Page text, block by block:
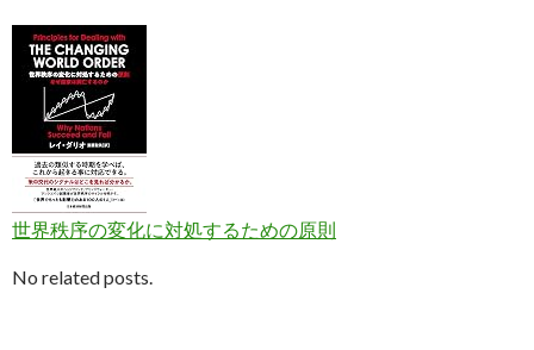
世界秩序の変化に対処するための原則
No related posts.